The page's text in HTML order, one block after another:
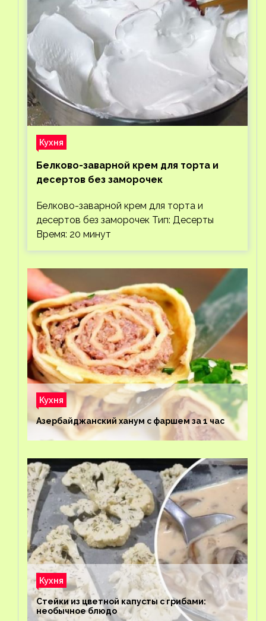
Кухня
Белково-заварной крем для торта и
десертов без заморочек
Белково-заварной крем для торта и
десертов без заморочек Тип: Десерты
Время: 20 минут
Кухня
Азербайджанский ханум с фаршем за 1 час
Кухня
Стейки из цветной капусты с грибами:
необычное блюдо